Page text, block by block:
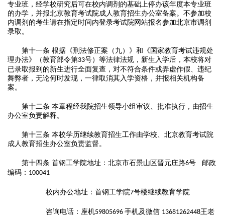
专业班，经学校研究后可在校内调剂的基础上停办该年度本专业班
的办学，并报北京教育考试院成人教育招生办公室备案。不参加校
内调剂的考生请在指定时间内登录考试院网站报名参加北京市调剂
录取。
第十一条 根据《刑法修正案（九）》和《国家教育考试违规处
理办法》（教育部令第33号）等法律法规，新生入学后，本校将对
已录取报到的新生进行全面复查，对不符合条件或弄虚作假、违纪
舞弊者，无论何时发现，一律取消其入学资格，并报相关机构备
案。
第十二条 本章程经我院招生领导小组审议、批准执行，由招生
办公室负责解释。
第十三条 本校学历继续教育招生工作由学校、北京教育考试院
成人教育招生办公室负责监督。
第十四条 首钢工学院地址：北京市石景山区晋元庄路6号 邮政
编码： 100041
校内办公地址：首钢工学院7号楼继续教育学院
咨询电话： 座机59805696 手机及微信 13681262448王老